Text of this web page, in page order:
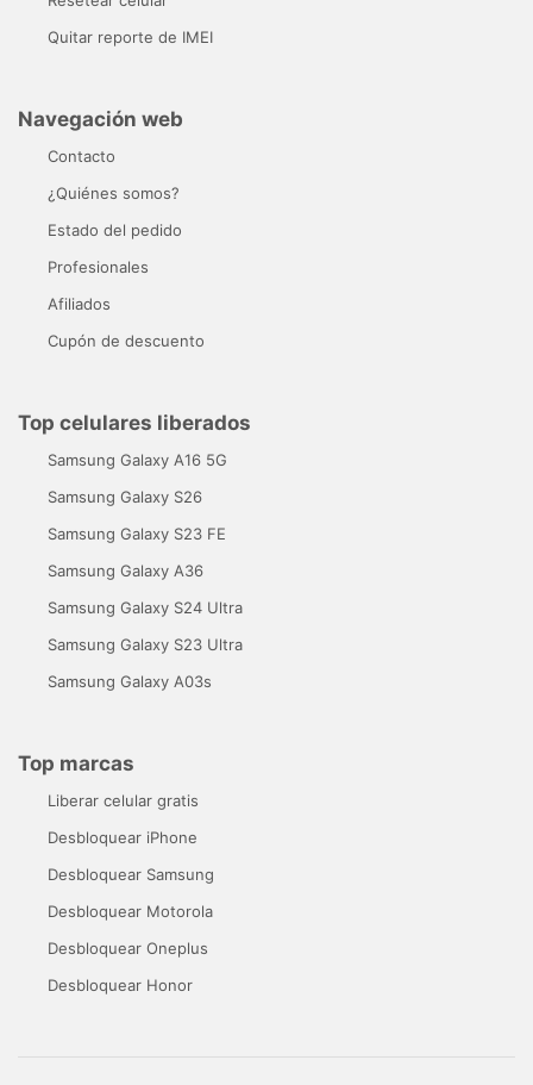
Quitar reporte de IMEI
Navegación web
Contacto
¿Quiénes somos?
Estado del pedido
Profesionales
Afiliados
Cupón de descuento
Top celulares liberados
Samsung Galaxy A16 5G
Samsung Galaxy S26
Samsung Galaxy S23 FE
Samsung Galaxy A36
Samsung Galaxy S24 Ultra
Samsung Galaxy S23 Ultra
Samsung Galaxy A03s
Top marcas
Liberar celular gratis
Desbloquear iPhone
Desbloquear Samsung
Desbloquear Motorola
Desbloquear Oneplus
Desbloquear Honor